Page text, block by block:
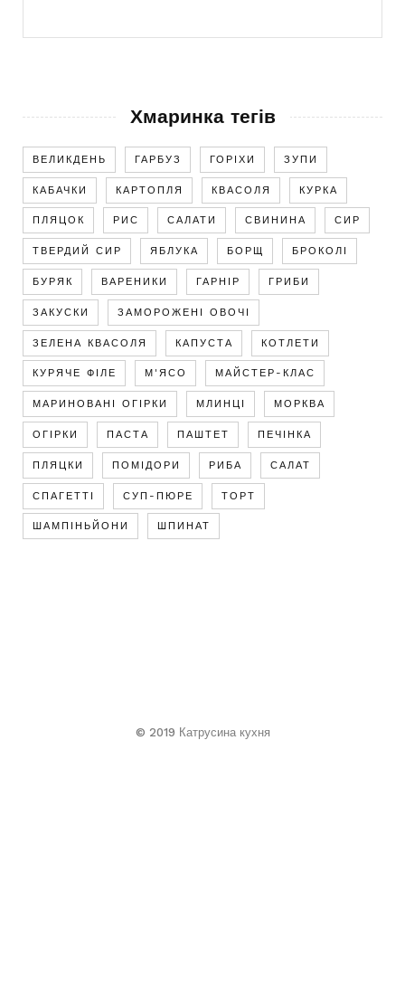
Хмаринка тегів
ВЕЛИКДЕНЬ ГАРБУЗ ГОРІХИ ЗУПИ
КАБАЧКИ КАРТОПЛЯ КВАСОЛЯ КУРКА
ПЛЯЦОК РИС САЛАТИ СВИНИНА СИР
ТВЕРДИЙ СИР ЯБЛУКА БОРЩ БРОКОЛІ
БУРЯК ВАРЕНИКИ ГАРНІР ГРИБИ
ЗАКУСКИ ЗАМОРОЖЕНІ ОВОЧІ
ЗЕЛЕНА КВАСОЛЯ КАПУСТА КОТЛЕТИ
КУРЯЧЕ ФІЛЕ М'ЯСО МАЙСТЕР-КЛАС
МАРИНОВАНІ ОГІРКИ МЛИНЦІ МОРКВА
ОГІРКИ ПАСТА ПАШТЕТ ПЕЧІНКА
ПЛЯЦКИ ПОМІДОРИ РИБА САЛАТ
СПАГЕТТІ СУП-ПЮРЕ ТОРТ
ШАМПІНЬЙОНИ ШПИНАТ
© 2019 Катрусина кухня